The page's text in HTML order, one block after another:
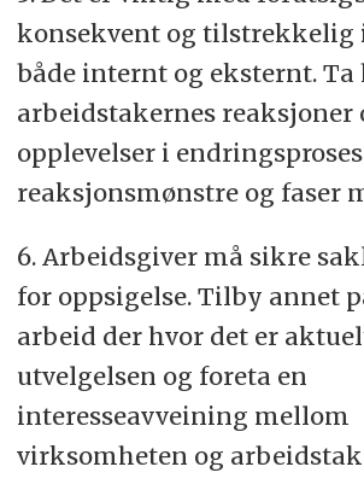
konsekvent og tilstrekkelig
både internt og eksternt.
arbeidstakernes reaksjoner
opplevelser i
reaksjonsmønstre og faser
6. Arbeidsgiver må sikre
for oppsigelse. Tilby annet
arbeid der hvor det er
utvelgelsen og foreta en
interesseavveining mellom
virksomheten og